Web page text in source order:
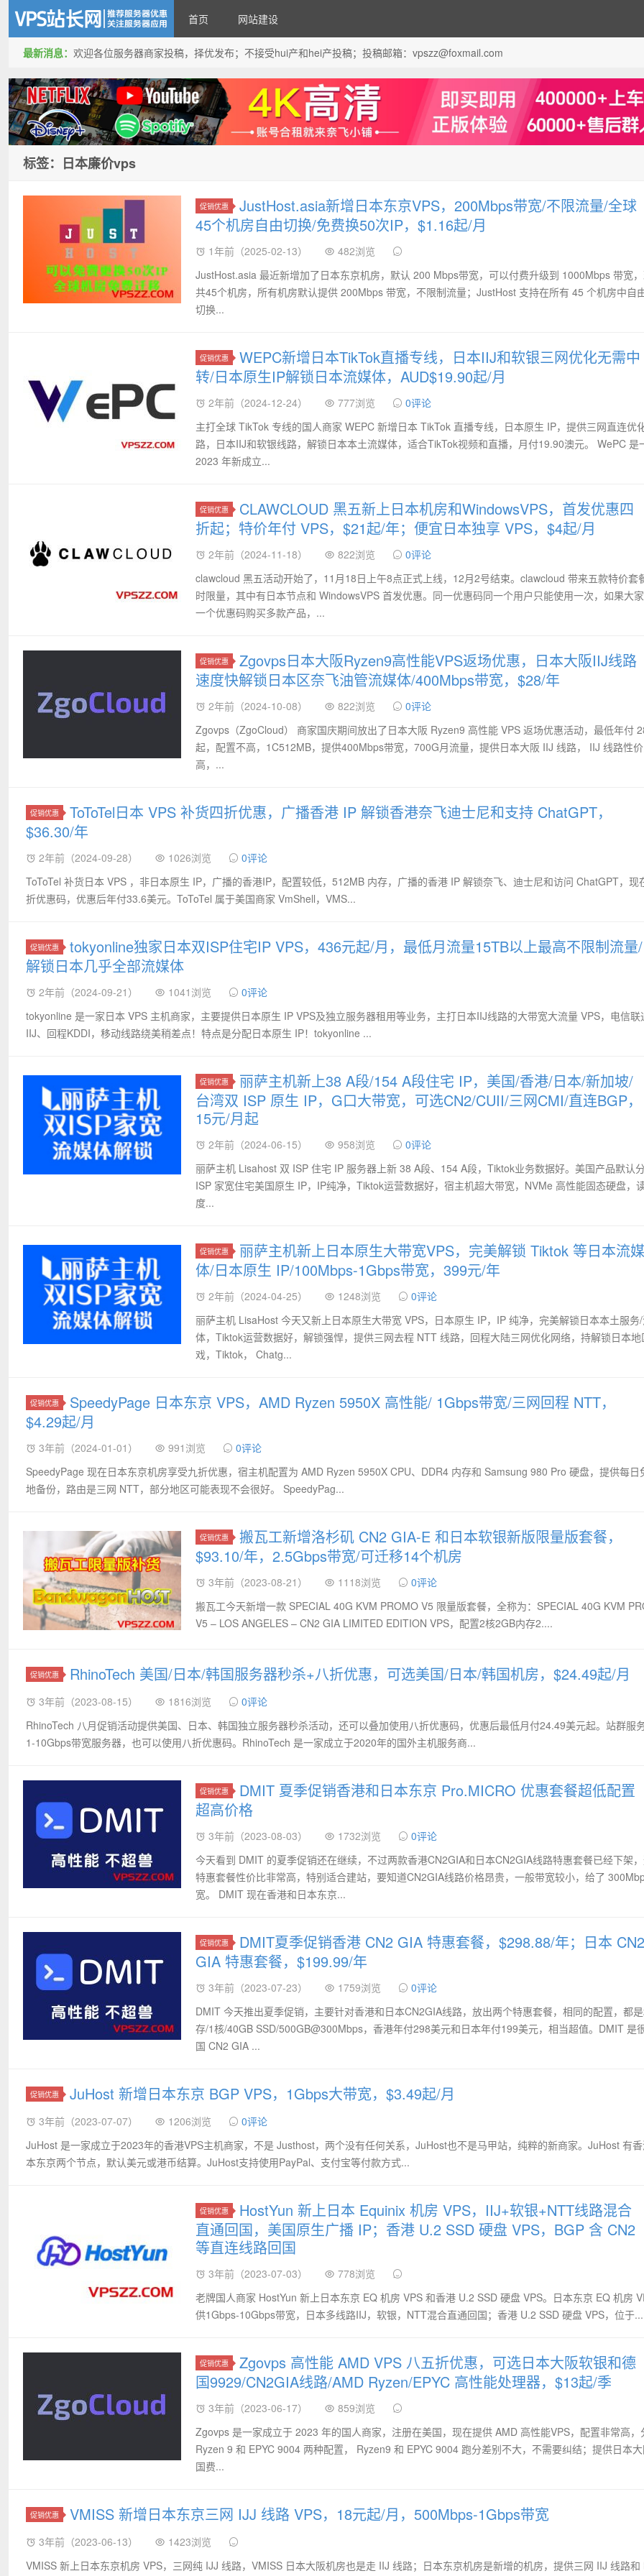
VPS站长网
首页 网站建设
最新消息： 欢迎各位服务器商家投稿，择优发布；不接受hui产和hei产投稿；投稿邮箱：vpszz@foxmail.com
标签：日本廉价vps
促销优惠
JustHost.asia新增日本东京VPS，200Mbps带宽/不限流量/全球
45个机房自由切换/免费换50次IP，$1.16起/月
1年前（2025-02-13）
482浏览
JustHost.asia 最近新增加了日本东京机房，默认 200 Mbps带宽，可以付费升级到 1000Mbps 带宽
共45个机房，所有机房默认提供 200Mbps 带宽，不限制流量；JustHost 支持在所有 45 个机房中自
切换...
促销优惠
WEPC新增日本TikTok直播专线，日本IIJ和软银三网优化无需中
转/日本原生IP解锁日本流媒体，AUD$19.90起/月
2年前（2024-12-24） 777浏览
0评论
主打全球 TikTok 专线的国人商家 WEPC 新增日本 TikTok 直播专线，日本原生 IP，提供三网直连优
路，日本IIJ和软银线路，解锁日本本土流媒体，适合TikTok视频和直播，月付19.90澳元。 WePC 是
2023 年新成立...
促销优惠
CLAWCLOUD 黑五新上日本机房和WindowsVPS，首发优惠四
折起；特价年付 VPS，$21起/年；便宜日本独享 VPS，$4起/月
2年前（2024-11-18） 822浏览
0评论
clawcloud 黑五活动开始了，11月18日上午8点正式上线，12月2号结束。clawcloud 带来五款特价套
时限量，其中有日本节点和 WindowsVPS 首发优惠。同一优惠码同一个用户只能使用一次，如果大
一个优惠码购买多款产品，...
促销优惠
Zgovps日本大阪Ryzen9高性能VPS返场优惠，日本大阪IIJ线路
速度快解锁日本区奈飞油管流媒体/400Mbps带宽，$28/年
2年前（2024-10-08） 822浏览
0评论
Zgovps（ZgoCloud） 商家国庆期间放出了日本大阪 Ryzen9 高性能 VPS 返场优惠活动，最低年付
起，配置不高，1C512MB，提供400Mbps带宽，700G月流量，提供日本大阪 IIJ 线路， IIJ 线路性
高，...
促销优惠
ToToTel日本 VPS 补货四折优惠，广播香港 IP 解锁香港奈飞迪士尼和支持 ChatGPT，
$36.30/年
2年前（2024-09-28） 1026浏览
0评论
ToToTel 补货日本 VPS ，非日本原生 IP，广播的香港IP，配置较低，512MB 内存，广播的香港 IP 解锁奈飞、迪士尼和访问 ChatGPT，现
折优惠码，优惠后年付33.6美元。ToToTel 属于美国商家 VmShell，VMS...
促销优惠
tokyonline独家日本双ISP住宅IP VPS，436元起/月，最低月流量15TB以上最高不限制流量/
解锁日本几乎全部流媒体
2年前（2024-09-21） 1041浏览
0评论
tokyonline 是一家日本 VPS 主机商家，主要提供日本原生 IP VPS及独立服务器租用等业务，主打日本IIJ线路的大带宽大流量 VPS，电信联
IIJ、回程KDDI，移动线路绕美稍差点！特点是分配日本原生 IP！tokyonline ...
促销优惠
丽萨主机新上38 A段/154 A段住宅 IP，美国/香港/日本/新加坡/
台湾双 ISP 原生 IP，G口大带宽，可选CN2/CUII/三网CMI/直连BGP，
15元/月起
2年前（2024-06-15） 958浏览
0评论
丽萨主机 Lisahost 双 ISP 住宅 IP 服务器上新 38 A段、154 A段，Tiktok业务数据好。美国产品默认
ISP 家宽住宅美国原生 IP，IP纯净，Tiktok运营数据好，宿主机超大带宽，NVMe 高性能固态硬盘，
度...
促销优惠
丽萨主机新上日本原生大带宽VPS，完美解锁 Tiktok 等日本流媒
体/日本原生 IP/100Mbps-1Gbps带宽，399元/年
2年前（2024-04-25） 1248浏览
0评论
丽萨主机 LisaHost 今天又新上日本原生大带宽 VPS，日本原生 IP，IP 纯净，完美解锁日本本土服务
体，Tiktok运营数据好，解锁强悍，提供三网去程 NTT 线路，回程大陆三网优化网络，持解锁日本地
戏，Tiktok， Chatg...
促销优惠
SpeedyPage 日本东京 VPS，AMD Ryzen 5950X 高性能/ 1Gbps带宽/三网回程 NTT，
$4.29起/月
3年前（2024-01-01） 991浏览
0评论
SpeedyPage 现在日本东京机房享受九折优惠，宿主机配置为 AMD Ryzen 5950X CPU、DDR4 内存和 Samsung 980 Pro 硬盘，提供每日
地备份，路由是三网 NTT，部分地区可能表现不会很好。 SpeedyPag...
促销优惠
搬瓦工新增洛杉矶 CN2 GIA-E 和日本软银新版限量版套餐，
$93.10/年，2.5Gbps带宽/可迁移14个机房
3年前（2023-08-21） 1118浏览
0评论
搬瓦工今天新增一款 SPECIAL 40G KVM PROMO V5 限量版套餐，全称为：SPECIAL 40G KVM
V5 – LOS ANGELES – CN2 GIA LIMITED EDITION VPS，配置2核2GB内存2....
促销优惠 RhinoTech 美国/日本/韩国服务器秒杀+八折优惠，可选美国/日本/韩国机房，$24.49起/月
3年前（2023-08-15） 1816浏览
0评论
RhinoTech 八月促销活动提供美国、日本、韩国独立服务器秒杀活动，还可以叠加使用八折优惠码，优惠后最低月付24.49美元起。站群服务
1-10Gbps带宽服务器，也可以使用八折优惠码。RhinoTech 是一家成立于2020年的国外主机服务商...
促销优惠
DMIT 夏季促销香港和日本东京 Pro.MICRO 优惠套餐超低配置
超高价格
3年前（2023-08-03） 1732浏览
0评论
今天看到 DMIT 的夏季促销还在继续，不过两款香港CN2GIA和日本CN2GIA线路特惠套餐已经下架
特惠套餐性价比非常高，特别适合建站，要知道CN2GIA线路价格昂贵，一般带宽较小，给了
宽。 DMIT 现在香港和日本东京...
促销优惠
DMIT夏季促销香港 CN2 GIA 特惠套餐，$298.88/年；日本 CN2
GIA 特惠套餐，$199.99/年
3年前（2023-07-23） 1759浏览
0评论
DMIT 今天推出夏季促销，主要针对香港和日本CN2GIA线路，放出两个特惠套餐，相同的配置，都
存/1核/40GB SSD/500GB@300Mbps，香港年付298美元和日本年付199美元，相当超值。DMIT 是
国 CN2 GIA ...
促销优惠 JuHost 新增日本东京 BGP VPS，1Gbps大带宽，$3.49起/月
3年前（2023-07-07） 1206浏览
0评论
JuHost 是一家成立于2023年的香港VPS主机商家，不是 Justhost，两个没有任何关系，JuHost也不是马甲站，纯粹的新商家。JuHost 有
本东京两个节点，默认美元或港币结算。JuHost支持使用PayPal、支付宝等付款方式...
促销优惠
HostYun 新上日本 Equinix 机房 VPS，IIJ+软银+NTT线路混合
直通回国，美国原生广播 IP；香港 U.2 SSD 硬盘 VPS，BGP 含 CN2
等直连线路回国
3年前（2023-07-03）
778浏览
老牌国人商家 HostYun 新上日本东京 EQ 机房 VPS 和香港 U.2 SSD 硬盘 VPS。日本东京 EQ 机房
供1Gbps-10Gbps带宽，日本多线路IIJ，软银，NTT混合直通回国；香港 U.2 SSD 硬盘 VPS，位于...
促销优惠
Zgovps 高性能 AMD VPS 八五折优惠，可选日本大阪软银和德
国9929/CN2GIA线路/AMD Ryzen/EPYC 高性能处理器，$13起/季
3年前（2023-06-17）
859浏览
Zgovps 是一家成立于 2023 年的国人商家，注册在美国，现在提供 AMD 高性能VPS，配置非常高，
Ryzen 9 和 EPYC 9004 两种配置， Ryzen9 和 EPYC 9004 跑分差别不大，不需要纠结；提供日本
国费...
促销优惠 VMISS 新增日本东京三网 IJJ 线路 VPS，18元起/月，500Mbps-1Gbps带宽
3年前（2023-06-13）
1423浏览
VMISS 新上日本东京机房 VPS，三网纯 IJJ 线路，VMISS 日本大阪机房也是走 IIJ 线路；日本东京机房是新增的机房，提供三网 IIJ 线路和